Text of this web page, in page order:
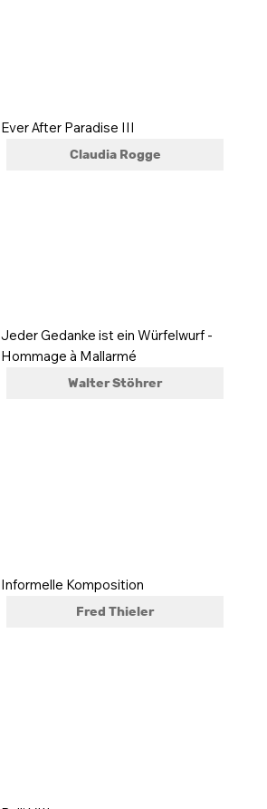
Ever After Paradise III
Claudia Rogge
Jeder Gedanke ist ein Würfelwurf -
Hommage à Mallarmé
Walter Stöhrer
Informelle Komposition
Fred Thieler